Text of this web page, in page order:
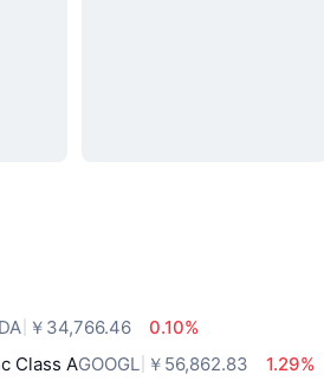
￥34,766.46
0.10%
Class AGOOGL ￥56,862.83
1.29%